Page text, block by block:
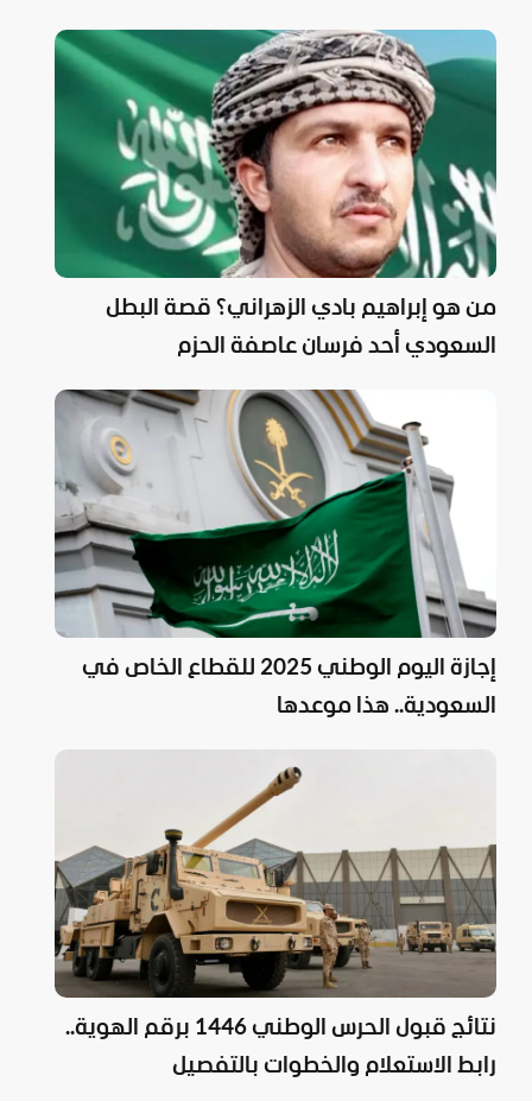
من هو إبراهيم بادي الزهراني؟ قصة البطل
السعودي أحد فرسان عاصفة الحزم
إجازة اليوم الوطني 2025 للقطاع الخاص في
السعودية.. هذا موعدها
نتائج قبول الحرس الوطني 1446 برقم الهوية..
رابط الاستعلام والخطوات بالتفصيل